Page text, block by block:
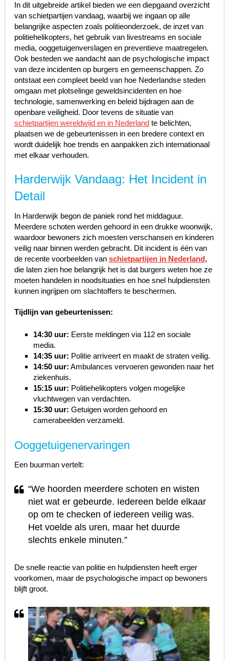
In dit uitgebreide artikel bieden we een diepgaand overzicht
van schietpartijen vandaag, waarbij we ingaan op alle
belangrijke aspecten zoals politieonderzoek, de inzet van
politiehelikopters, het gebruik van livestreams en sociale
media, ooggetuigenverslagen en preventieve maatregelen.
Ook besteden we aandacht aan de psychologische impact
van deze incidenten op burgers en gemeenschappen. Zo
ontstaat een compleet beeld van hoe Nederlandse steden
omgaan met plotselinge geweldsincidenten en hoe
technologie, samenwerking en beleid bijdragen aan de
openbare veiligheid. Door tevens de situatie van
schietpartijen wereldwijd en in Nederland te belichten,
plaatsen we de gebeurtenissen in een bredere context en
wordt duidelijk hoe trends en aanpakken zich internationaal
met elkaar verhouden.
Harderwijk Vandaag: Het Incident in
Detail
In Harderwijk begon de paniek rond het middaguur.
Meerdere schoten werden gehoord in een drukke woonwijk,
waardoor bewoners zich moesten verschansen en kinderen
veilig naar binnen werden gebracht. Dit incident is één van
de recente voorbeelden van schietpartijen in Nederland,
die laten zien hoe belangrijk het is dat burgers weten hoe ze
moeten handelen in noodsituaties en hoe snel hulpdiensten
kunnen ingrijpen om slachtoffers te beschermen.
Tijdlijn van gebeurtenissen:
14:30 uur: Eerste meldingen via 112 en sociale
media.
14:35 uur: Politie arriveert en maakt de straten veilig.
14:50 uur: Ambulances vervoeren gewonden naar het
ziekenhuis.
15:15 uur: Politiehelikopters volgen mogelijke
vluchtwegen van verdachten.
15:30 uur: Getuigen worden gehoord en
camerabeelden verzameld.
Ooggetuigenervaringen
Een buurman vertelt:
“We hoorden meerdere schoten en wisten
niet wat er gebeurde. Iedereen belde elkaar
op om te checken of iedereen veilig was.
Het voelde als uren, maar het duurde
slechts enkele minuten.”
De snelle reactie van politie en hulpdiensten heeft erger
voorkomen, maar de psychologische impact op bewoners
blijft groot.